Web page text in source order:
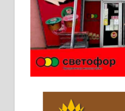
Ало таксију
категоријом.
Потребна два
стоваришту
информација
стовариште у